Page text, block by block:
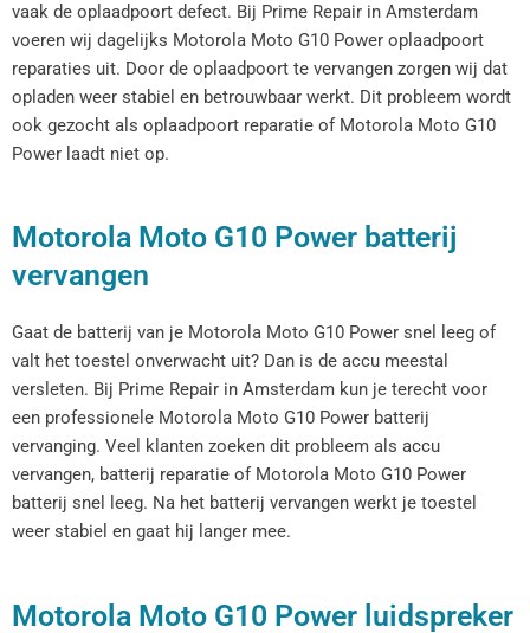
vaak de oplaadpoort defect. Bij Prime Repair in Amsterdam
voeren wij dagelijks Motorola Moto G10 Power oplaadpoort
reparaties uit. Door de oplaadpoort te vervangen zorgen wij dat
opladen weer stabiel en betrouwbaar werkt. Dit probleem wordt
ook gezocht als oplaadpoort reparatie of Motorola Moto G10
Power laadt niet op.
Motorola Moto G10 Power batterij
vervangen
Gaat de batterij van je Motorola Moto G10 Power snel leeg of
valt het toestel onverwacht uit? Dan is de accu meestal
versleten. Bij Prime Repair in Amsterdam kun je terecht voor
een professionele Motorola Moto G10 Power batterij
vervanging. Veel klanten zoeken dit probleem als accu
vervangen, batterij reparatie of Motorola Moto G10 Power
batterij snel leeg. Na het batterij vervangen werkt je toestel
weer stabiel en gaat hij langer mee.
Motorola Moto G10 Power luidspreker